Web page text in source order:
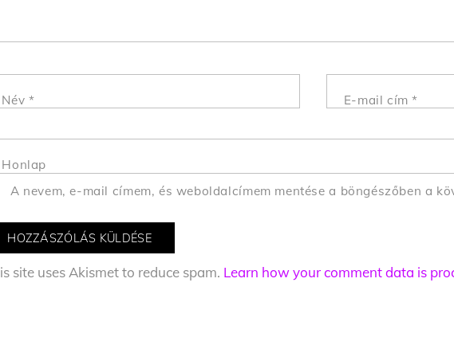
Név * E-mail cím*
Honlap
A nevem, e-mail címem, és weboldalcímem mentése a böngészőben a
site uses Akismet to reduce spam. Learn how your comment data is